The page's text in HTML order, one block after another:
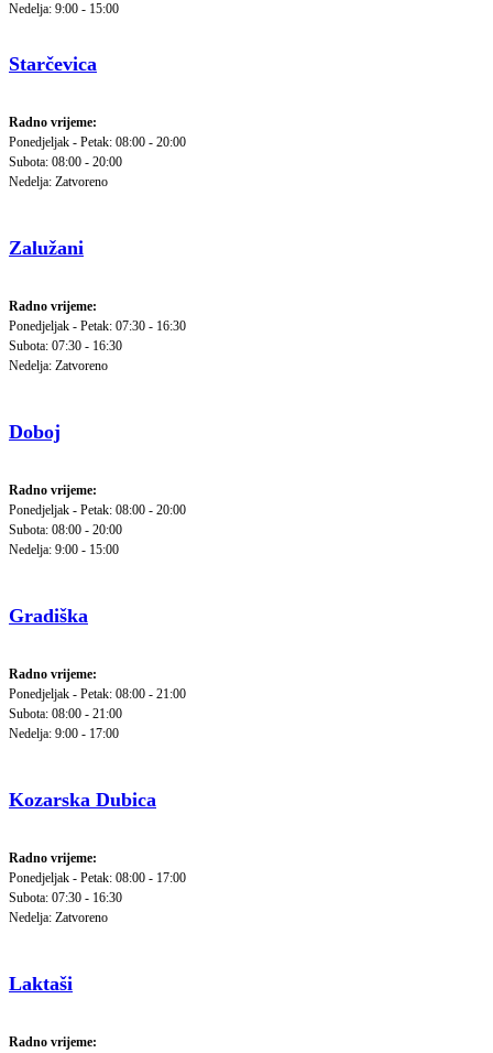
Nedelja: 9:00 - 15:00
Starčevica
Radno vrijeme:
Ponedjeljak - Petak: 08:00 - 20:00
Subota: 08:00 - 20:00
Nedelja: Zatvoreno
Zalužani
Radno vrijeme:
Ponedjeljak - Petak: 07:30 - 16:30
Subota: 07:30 - 16:30
Nedelja: Zatvoreno
Doboj
Radno vrijeme:
Ponedjeljak - Petak: 08:00 - 20:00
Subota: 08:00 - 20:00
Nedelja: 9:00 - 15:00
Gradiška
Radno vrijeme:
Ponedjeljak - Petak: 08:00 - 21:00
Subota: 08:00 - 21:00
Nedelja: 9:00 - 17:00
Kozarska Dubica
Radno vrijeme:
Ponedjeljak - Petak: 08:00 - 17:00
Subota: 07:30 - 16:30
Nedelja: Zatvoreno
Laktaši
Radno vrijeme: